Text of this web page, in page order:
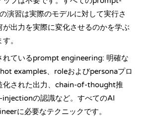
演習は実際のモデルに対して実行さ
が出力を実際に変化させるのかを学ぶ
。
れているprompt engineering: 明確な
examples、roleおよびpersonaプロ
化された出力、chain-of-thought推
の認識など。すべてのAI
に必要なテクニックです。